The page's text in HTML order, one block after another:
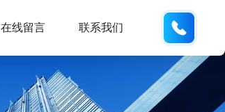
在线留言 联系我们